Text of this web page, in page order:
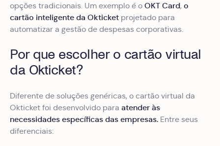
opções tradicionais. Um exemplo é o OKT Card, o
cartão inteligente da Okticket projetado para
automatizar a gestão de despesas corporativas.
Por que escolher o cartão virtual
da Okticket?
Diferente de soluções genéricas, o cartão virtual da
Okticket foi desenvolvido para atender às
necessidades específicas das empresas. Entre seus
diferenciais: